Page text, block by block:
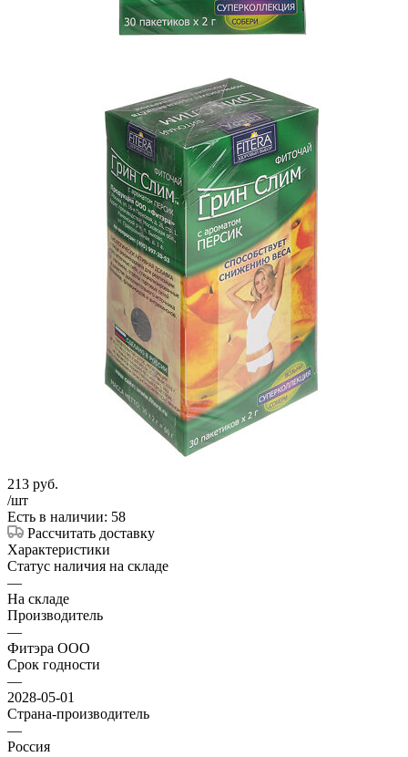
213 руб.
/шт
Есть в наличии: 58
Рассчитать доставку
Характеристики
Статус наличия на складе
—
На складе
Производитель
—
Фитэра ООО
Срок годности
—
2028-05-01
Страна-производитель
—
Россия